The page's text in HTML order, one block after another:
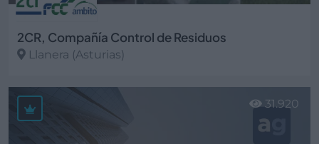
2CR, Compañía Control de Residuos
Llanera (Asturias)
Ver más
31.920